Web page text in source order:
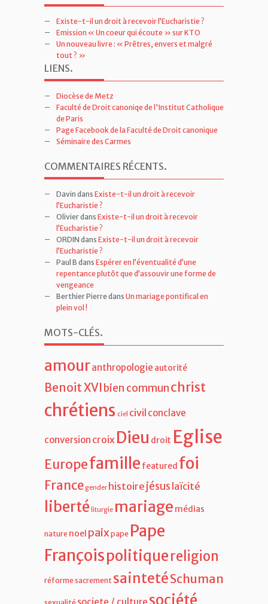
Existe-t-il un droit à recevoir l’Eucharistie ?
Emission « Un coeur qui écoute » sur KTO
Un nouveau livre : « Prêtres, envers et malgré
tout ? »
LIENS.
Diocèse de Metz
Faculté de Droit canoniqe de l'Institut Catholique
de Paris
Page Facebook de la Faculté de Droit canonique
Séminaire des Carmes
COMMENTAIRES RÉCENTS.
Davin dans Existe-t-il un droit à recevoir
l’Eucharistie ?
Olivierdans Existe-t-il un droit à recevoir
l’Eucharistie ?
ORDIN dans Existe-t-il un droit à recevoir
l’Eucharistie ?
Paul B dans Espérer en l’éventualité d’une
repentance plutôt que d’assouvir une forme de
vengeance
Berthier Pierredans Un mariage pontifical en
plein vol !
MOTS-CLÉS.
amouranthropologie autorité
Benoit XVIbien communchrist
chrétiens ciel civil conclave
conversion croix Dieu droit Eglise
Europefamille featured foi
Francegender histoire jésus laïcité
liberté liturgie mariage médias
nature noel paixpape Pape
Françoispolitiquereligion
réformesacrement saintetéSchuman
société